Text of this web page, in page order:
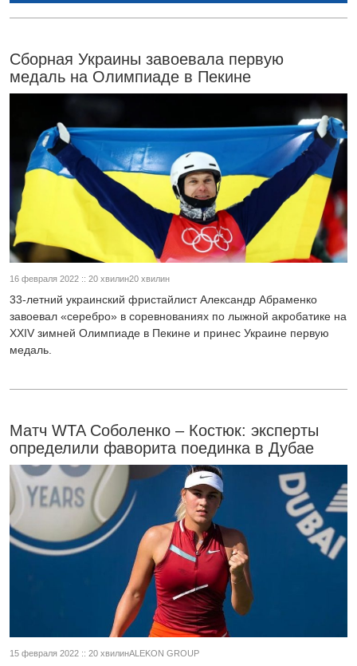
Сборная Украины завоевала первую
медаль на Олимпиаде в Пекине
16 февраля 2022 :: 20 хвилин20 хвилин
33-летний украинский фристайлист Александр Абраменко
завоевал «серебро» в соревнованиях по лыжной акробатике на
ХХIV зимней Олимпиаде в Пекине и принес Украине первую
медаль.
Матч WTA Соболенко – Костюк: эксперты
определили фаворита поединка в Дубае
15 февраля 2022 :: 20 хвилинALEKON GROUP